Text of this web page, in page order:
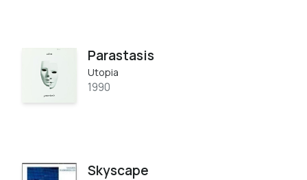
Parastasis
Utopia
1990
Skyscape